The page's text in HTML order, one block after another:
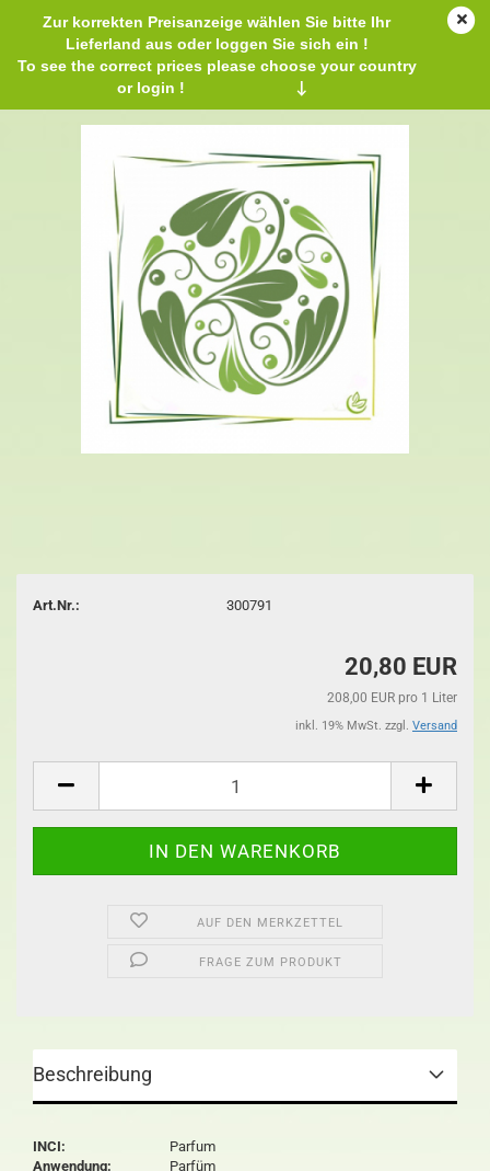
Zur korrekten Preisanzeige wählen Sie bitte Ihr
Lieferland aus oder loggen Sie sich ein !
To see the correct prices please choose your country
or login !
↓
Parfümöl Historique DIY 100 ml
Art.Nr.: 300791
20,80 EUR
208,00 EUR pro 1 Liter
inkl. 19% MwSt. zzgl. Versand
AUF DEN MERKZETTEL
FRAGE ZUM PRODUKT
Beschreibung
INCI:
Parfum
Anwendung:
Parfüm